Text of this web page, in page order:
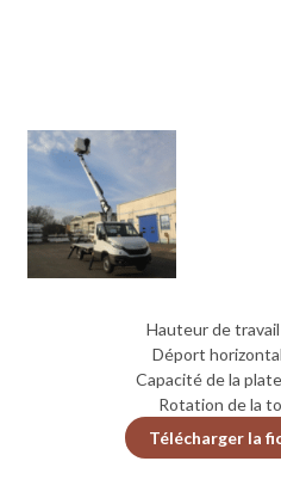
Hauteur de travail
Déport
Capacité de la
Rotation de la
Télécharger la